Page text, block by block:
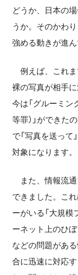
どうか、日本の
うか。そのかわ
強める動きが進ん
例えば、これま
裸の写真が相手
今は「グルーミン
等罪）」ができた
で「写真を送って
対象になります。
また、情報流通
できました。こ
ーがいる「大規模
ーネット上のひ
などの問題があ
合に迅速に対応